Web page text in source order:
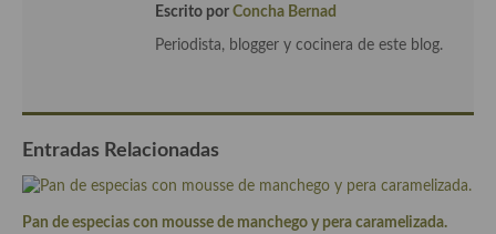
Cocina Belga
Cocina Britanica
Cocina Bulgara
Escrito por Concha Bernad
Periodista, blogger y cocinera de este blog.
Entradas Relacionadas
Pan de especias con mousse de manchego y pera caramelizada.